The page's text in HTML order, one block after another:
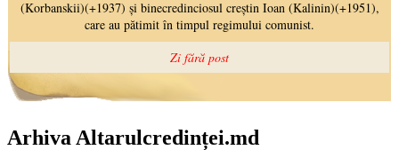
Arhiva Altarulcredinței.md